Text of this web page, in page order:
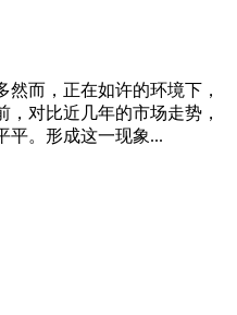
而，正在如许的环境下，
对比近几年的市场走势，
平。形成这一现象...